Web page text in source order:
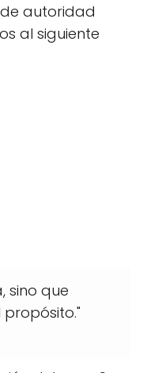
autoridad
al siguiente
sino que